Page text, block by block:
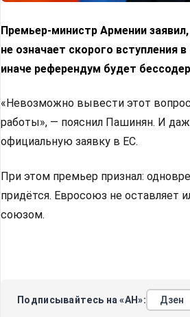
Премьер-министр Армении
не означает скорого вступления
иначе референдум будет
«Невозможно вывести этот
работы», — пояснил Пашинян. И
официальную заявку в ЕС.
При этом премьер признал:
придётся. Евросоюз не оставляет
союзом.
Подписывайтесь на «АН»: Дзен